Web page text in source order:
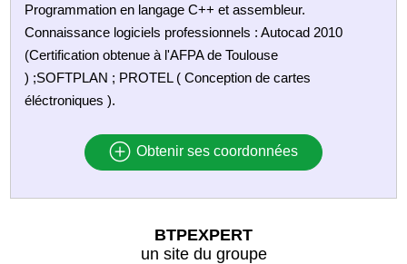
Programmation en langage C++ et assembleur.
Connaissance logiciels professionnels : Autocad 2010
(Certification obtenue à l'AFPA de Toulouse
) ;SOFTPLAN ; PROTEL ( Conception de cartes
éléctroniques ).
Obtenir ses coordonnées
BTPEXPERT
un site du groupe